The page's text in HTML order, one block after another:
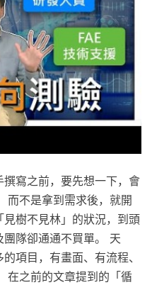
寫之前，要先想一下，會
而不是拿到需求後，就開
樹不見林」的狀況，到頭
隊卻通通不買單。 天
項目，有畫面、有流程、
在之前的文章提到的「循